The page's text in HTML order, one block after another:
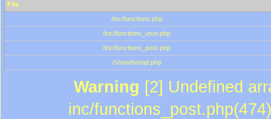
File
/inc/functions.php
/inc/functions_user.php
/inc/functions_post.php
/showthread.php
Warning [2] Undefined
inc/